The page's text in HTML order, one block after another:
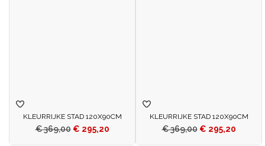
KLEURRIJKE STAD 120X90CM
€369,00 € 295,20
KLEURRIJKE STAD 120X90CM
€369,00 € 295,20